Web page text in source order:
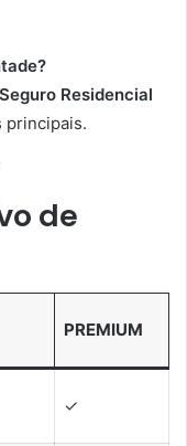
Residencial
principais.
de
PREMIUM
✓